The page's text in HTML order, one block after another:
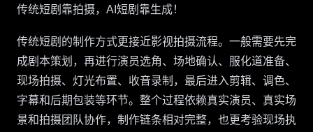
传统短剧靠拍摄，AI短剧靠生成！
传统短剧的制作方式更接近影视拍摄流程。一般需要先完
成剧本策划，再进行演员选角、场地确认、服化道准备、
现场拍摄、灯光布置、收音录制，最后进入剪辑、调色、
字幕和后期包装等环节。整个过程依赖真实演员、真实场
景和拍摄团队协作，制作链条相对完整，也更考验现场执